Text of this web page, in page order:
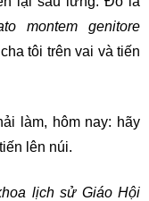
montem genitore
tôi trên vai và tiến
làm, hôm nay: hãy
lên núi.
lịch sử Giáo Hội